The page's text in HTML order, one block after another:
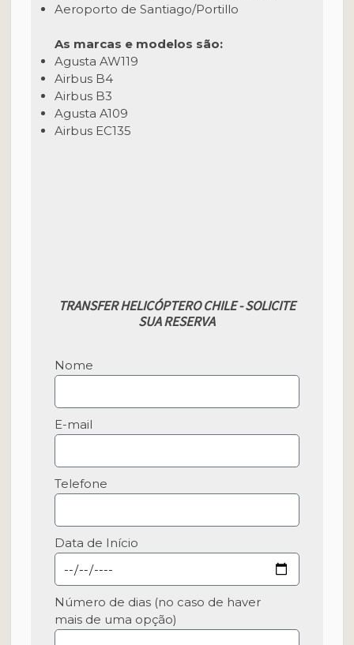
Aeroporto de Santiago/Portillo
As marcas e modelos são:
Agusta AW119
Airbus B4
Airbus B3
Agusta A109
Airbus EC135
TRANSFER HELICÓPTERO CHILE - SOLICITE
SUA RESERVA
Nome
E-mail
Telefone
Data de Início
Número de dias (no caso de haver
mais de uma opção)